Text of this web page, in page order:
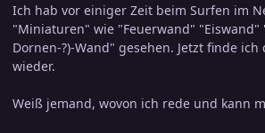
Ich hab vor einiger Zeit beim Surfen im
"Miniaturen" wie "Feuerwand" "Eiswand"
Dornen-?)-Wand" gesehen. Jetzt finde
wieder.
Weiß jemand, wovon ich rede und kann